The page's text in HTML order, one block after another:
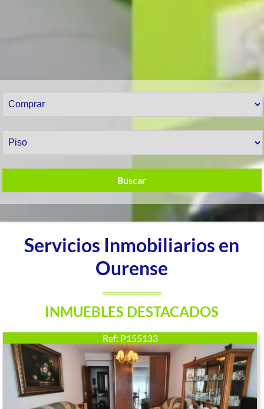
Buscar
Servicios Inmobiliarios en
Ourense
INMUEBLES DESTACADOS
Ref: P155133